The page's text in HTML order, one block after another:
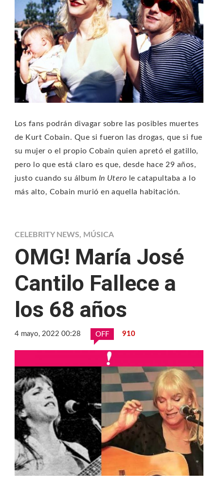
Los fans podrán divagar sobre las posibles muertes
de Kurt Cobain. Que si fueron las drogas, que si fue
su mujer o el propio Cobain quien apretó el gatillo,
pero lo que está claro es que, desde hace 29 años,
justo cuando su álbum In Utero le catapultaba a lo
más alto, Cobain murió en aquella habitación.
CELEBRITY NEWS, MÚSICA
OMG! María José
Cantilo Fallece a
los 68 años
4 mayo, 2022 00:28 OFF 910